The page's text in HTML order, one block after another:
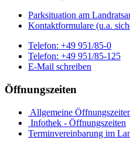
Parksituation am
Kontaktformulare (u.a.
Telefon: +49 951/85-0
Telefon: +49 951/85-125
E-Mail schreiben
Öffnungszeiten
Allgemeine
Infothek - Öffnungszeiten
Terminvereinbarung im